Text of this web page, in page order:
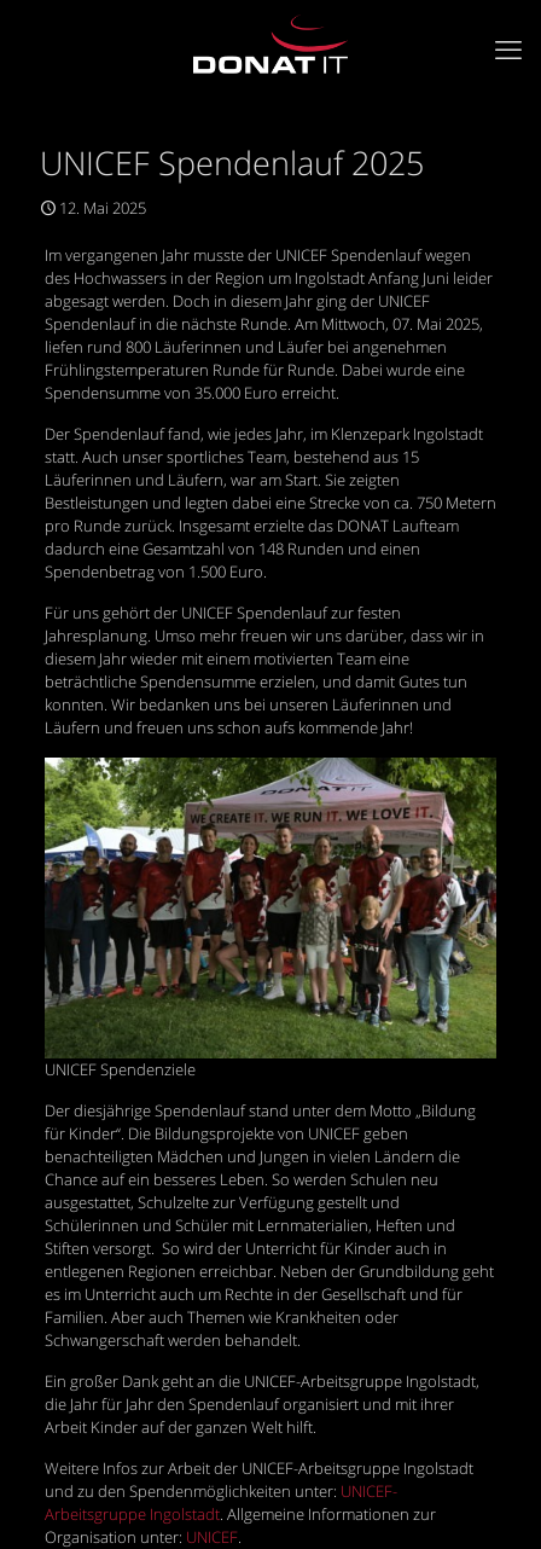
UNICEF Spendenlauf 2025
12. Mai 2025
Im vergangenen Jahr musste der UNICEF Spendenlauf wegen
des Hochwassers in der Region um Ingolstadt Anfang Juni leider
abgesagt werden. Doch in diesem Jahr ging der UNICEF
Spendenlauf in die nächste Runde. Am Mittwoch, 07. Mai 2025,
liefen rund 800 Läuferinnen und Läufer bei angenehmen
Frühlingstemperaturen Runde für Runde. Dabei wurde eine
Spendensumme von 35.000 Euro erreicht.
Der Spendenlauf fand, wie jedes Jahr, im Klenzepark Ingolstadt
statt. Auch unser sportliches Team, bestehend aus 15
Läuferinnen und Läufern, war am Start. Sie zeigten
Bestleistungen und legten dabei eine Strecke von ca. 750 Metern
pro Runde zurück. Insgesamt erzielte das DONAT Laufteam
dadurch eine Gesamtzahl von 148 Runden und einen
Spendenbetrag von 1.500 Euro.
Für uns gehört der UNICEF Spendenlauf zur festen
Jahresplanung. Umso mehr freuen wir uns darüber, dass wir in
diesem Jahr wieder mit einem motivierten Team eine
beträchtliche Spendensumme erzielen, und damit Gutes tun
konnten. Wir bedanken uns bei unseren Läuferinnen und
Läufern und freuen uns schon aufs kommende Jahr!
UNICEF Spendenziele
Der diesjährige Spendenlauf stand unter dem Motto „Bildung
für Kinder“. Die Bildungsprojekte von UNICEF geben
benachteiligten Mädchen und Jungen in vielen Ländern die
Chance auf ein besseres Leben. So werden Schulen neu
ausgestattet, Schulzelte zur Verfügung gestellt und
Schülerinnen und Schüler mit Lernmaterialien, Heften und
Stiften versorgt. So wird der Unterricht für Kinder auch in
entlegenen Regionen erreichbar. Neben der Grundbildung geht
es im Unterricht auch um Rechte in der Gesellschaft und für
Familien. Aber auch Themen wie Krankheiten oder
Schwangerschaft werden behandelt.
Ein großer Dank geht an die UNICEF-Arbeitsgruppe Ingolstadt,
die Jahr für Jahr den Spendenlauf organisiert und mit ihrer
Arbeit Kinder auf der ganzen Welt hilft.
Weitere Infos zur Arbeit der UNICEF-Arbeitsgruppe Ingolstadt
und zu den Spendenmöglichkeiten unter: UNICEF-
Arbeitsgruppe Ingolstadt. Allgemeine Informationen zur
Organisation unter: UNICEF.